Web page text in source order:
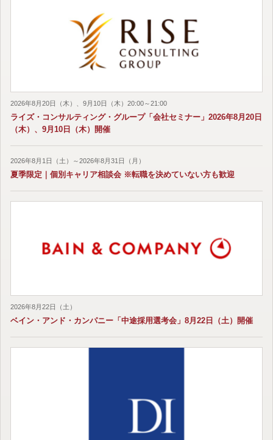
2026年8月20日（木）、9月10日（木）20:00～21:00
ライズ・コンサルティング・グループ「会社セミナー」2026年8月20日
（木）、9月10日（木）開催
2026年8月1日（土）～2026年8月31日（月）
夏季限定｜個別キャリア相談会 ※転職を決めていない方も歓迎
2026年8月22日（土）
ベイン・アンド・カンパニー「中途採用選考会」8月22日（土）開催